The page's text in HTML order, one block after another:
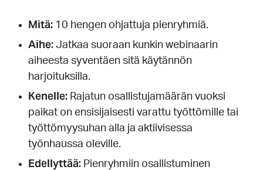
Mitä: 10 hengen ohjattuja pienryhmiä.
Aihe: Jatkaa suoraan kunkin webinaarin
aiheesta syventäen sitä käytännön
harjoituksilla.
Kenelle: Rajatun osallistujamäärän vuoksi
paikat on ensisijaisesti varattu työttömille tai
työttömyysuhan alla ja aktiivisessa
työnhaussa oleville.
Edellyttää: Pienryhmiin osallistuminen